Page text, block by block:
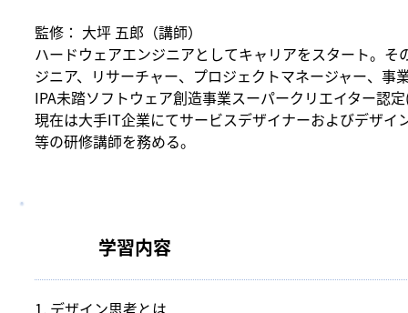
監修： 大坪 五郎（講師）
ハードウェアエンジニアとしてキャリアをスタート。
ジニア、リサーチャー、プロジェクトマネージャー、事
IPA未踏ソフトウェア創造事業スーパークリエイター認
現在は大手IT企業にてサービスデザイナーおよびデザイ
等の研修講師を務める。
学習内容
1. デザイン思考とは